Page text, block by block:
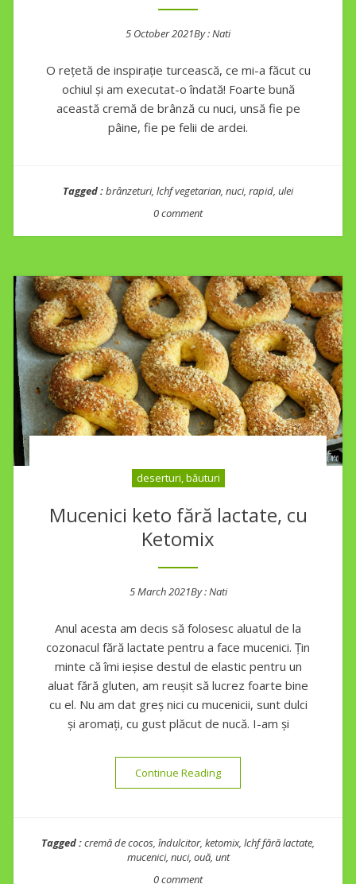
5 October 2021By :Nati
O rețetă de inspirație turcească, ce mi-a făcut cu
ochiul și am executat-o îndată! Foarte bună
această cremă de brânză cu nuci, unsă fie pe
pâine, fie pe felii de ardei.
Tagged :brânzeturi, lchf vegetarian, nuci, rapid, ulei
0 comment
deserturi, băuturi
Mucenici keto fără lactate, cu
Ketomix
5 March 2021By :Nati
Anul acesta am decis să folosesc aluatul de la
cozonacul fără lactate pentru a face mucenici. Țin
minte că îmi ieșise destul de elastic pentru un
aluat fără gluten, am reușit să lucrez foarte bine
cu el. Nu am dat greș nici cu mucenicii, sunt dulci
și aromați, cu gust plăcut de nucă. I-am și
Continue Reading“Mucenici keto fără lactate,
Tagged :cremă de cocos, îndulcitor, ketomix, lchf fără lactate,
mucenici, nuci, ouă, unt
0 comment